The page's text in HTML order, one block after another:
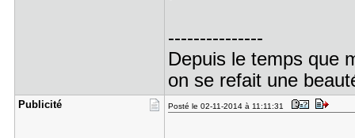
---------------
Depuis le temps que
on se refait une
Publicité Posté le 02-11-2014 à 11:11:31